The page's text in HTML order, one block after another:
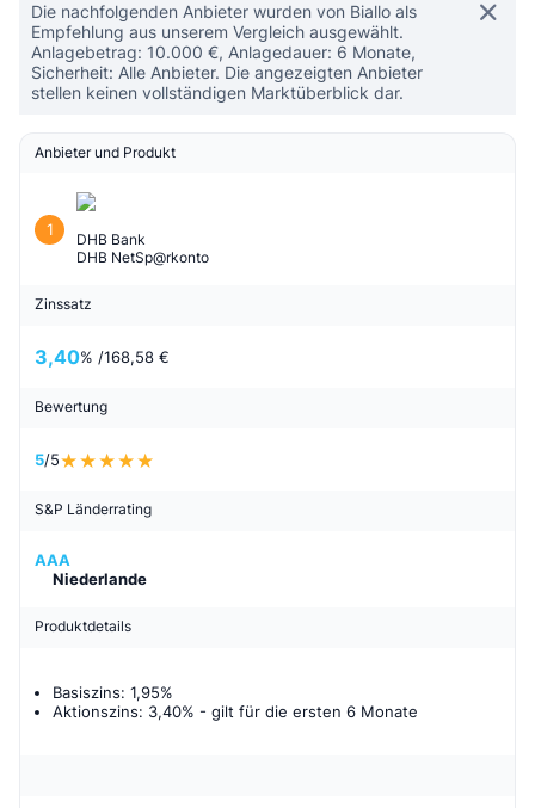
Die nachfolgenden Anbieter wurden von Biallo als
Empfehlung aus unserem Vergleich ausgewählt.
Anlagebetrag: 10.000 €, Anlagedauer: 6 Monate,
Sicherheit: Alle Anbieter. Die angezeigten Anbieter
stellen keinen vollständigen Marktüberblick dar.
Anbieter und Produkt
1
DHB Bank
DHB NetSp@rkonto
Zinssatz
3,40% /168,58 €
Bewertung
5/5
S&P Länderrating
AAA
Niederlande
Produktdetails
Basiszins: 1,95%
Aktionszins: 3,40% - gilt für die ersten 6 Monate